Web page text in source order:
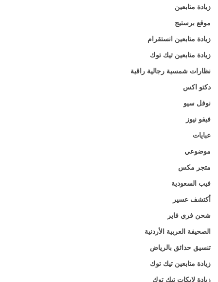
زيادة متابعين
موقع برستيج
زيادة متابعين انستقرام
زيادة متابعين تيك توك
نظارات شمسية رجالية راقية
دكتو اكس
نوفل سيو
فيفو نيوز
عبايات
موضوعي
متجر مكس
فيب السعودية
أكتشف عسير
شحن فري فاير
الصحيفة العربية الأردنية
تنسيق حدائق بالرياض
زيادة متابعين تيك توك
زيادة لايكات تيك توك